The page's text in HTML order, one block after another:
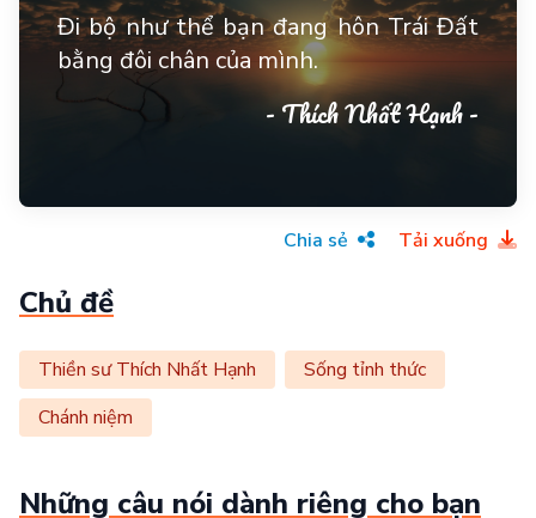
Đi bộ như thể bạn đang hôn Trái Đất
bằng đôi chân của mình.
- Thích Nhất Hạnh -
Chia sẻ Tải xuống
Chủ đề
Thiền sư Thích Nhất Hạnh
Sống tỉnh thức
Chánh niệm
Những câu nói dành riêng cho bạn